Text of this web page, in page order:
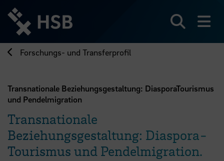
zum
Seiteninhalt
springen
Forschungs- und Transferprofil
Transnationale Beziehungsgestaltung: DiasporaTourismus
und Pendelmigration
Transnationale
Beziehungsgestaltung: Diaspora-
Tourismus und Pendelmigration.